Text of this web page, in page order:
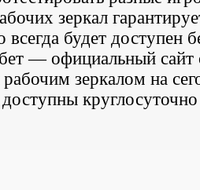
зеркал
всегда будет доступен
— официальный сайт
зеркалом на